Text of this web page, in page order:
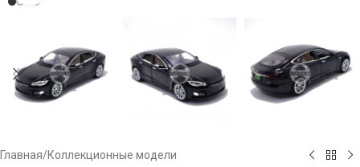
Главная/Коллекционные модели